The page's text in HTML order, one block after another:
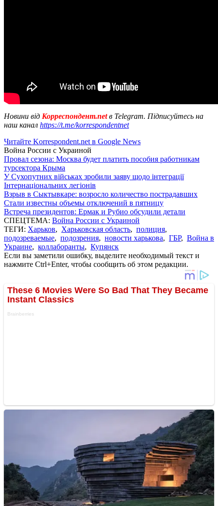
Новини від Корреспондент.netв Telegram. Підписуйтесь на
наш канал https://t.me/korrespondentnet
Читайте Korrespondent.net в Google News
Война России с Украиной
Провал сезона: Москва будет платить пособия работникам
турсектора Крыма
У Сухопутних військах зробили заяву щодо інтеграції
Інтернаціональних легіонів
Взрыв в Сыктывкаре: возросло количество пострадавших
Стали известны объемы отключений в пятницу
Встреча президентов: Ермак и Рубио обсудили детали
СПЕЦТЕМА: Война России с Украиной
ТЕГИ: Харьков, Харьковская область, полиция,
подозреваемые, подозрения, новости харькова, ГБР, Война в
Украине, коллаборанты, Купянск
Если вы заметили ошибку, выделите необходимый текст и
нажмите Ctrl+Enter, чтобы сообщить об этом редакции.